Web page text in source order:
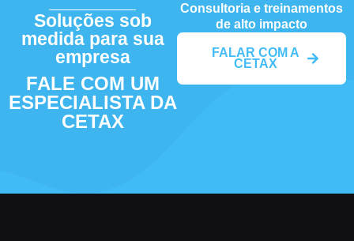
Soluções sob
medida para sua
empresa
FALE COM UM
ESPECIALISTA DA
CETAX
Consultoria e treinamentos
de alto impacto
FALAR COM A
CETAX